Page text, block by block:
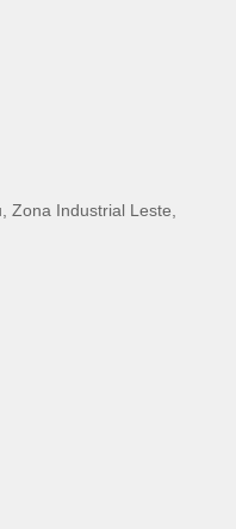
Zona Industrial Leste,